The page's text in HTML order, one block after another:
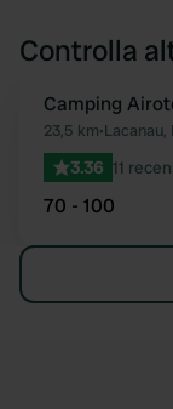
Controlla
Camping
23,5 km•Lacanau,
3.36 11
70 - 100